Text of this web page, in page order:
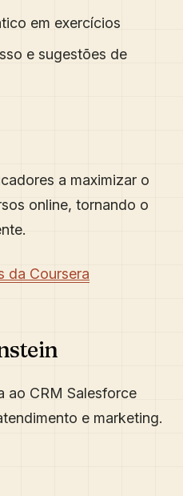
em exercícios
e sugestões de
a maximizar o
online, tornando o
da Coursera
ao CRM Salesforce
e marketing.